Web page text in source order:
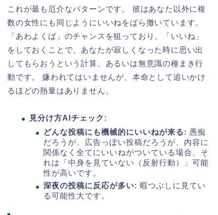
これが最も厄介なパターンです。 彼はあなた以外に複
数の女性にも同じようにいいねをばら撒いています。
「あわよくば」のチャンスを狙っており、「いいね」
をしておくことで、あなたが寂しくなった時に思い出
してもらおうという計算、あるいは無意識の種まき行
動です。 嫌われてはいませんが、本命として追いかけ
るほどの熱量はありません。
見分け方AIチェック:
どんな投稿にも機械的にいいねが来る: 愚痴
だろうが、広告っぽい投稿だろうが、内容に
関係なく全てにいいねがついている場合、そ
れは「中身を見ていない（反射行動）」可能
性が高いです。
深夜の投稿に反応が多い: 暇つぶしに見てい
る可能性大です。